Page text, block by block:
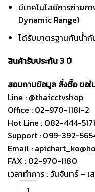
มีเทคโนโลยีการถ่าย
Dynamic Range)
ได้รับมาตรฐานกันน้ำ
สินค้ารับประกัน 3 ปี
สอบถามข้อมูล สั่งซื้อ ขอใ
Line : @thaicctvshop
Office : 02-970-1181-2
Hot Line : 082-444-5171
Support : 099-392-
Email :
FAX : 02-970-1180
เวลาทำการ : วันจันทร์ –
DS-2CE10KF0T-LFS